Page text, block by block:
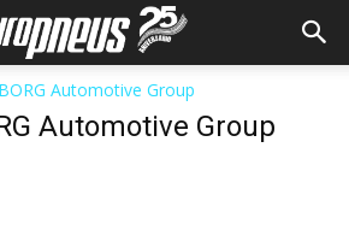
BORG Automotive Group
Automotive Group